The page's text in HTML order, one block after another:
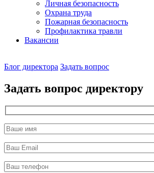
Личная безопасность
Охрана труда
Пожарная безопасность
Профилактика травли
Вакансии
директор
Блог директора Задать вопрос
Задать вопрос директору